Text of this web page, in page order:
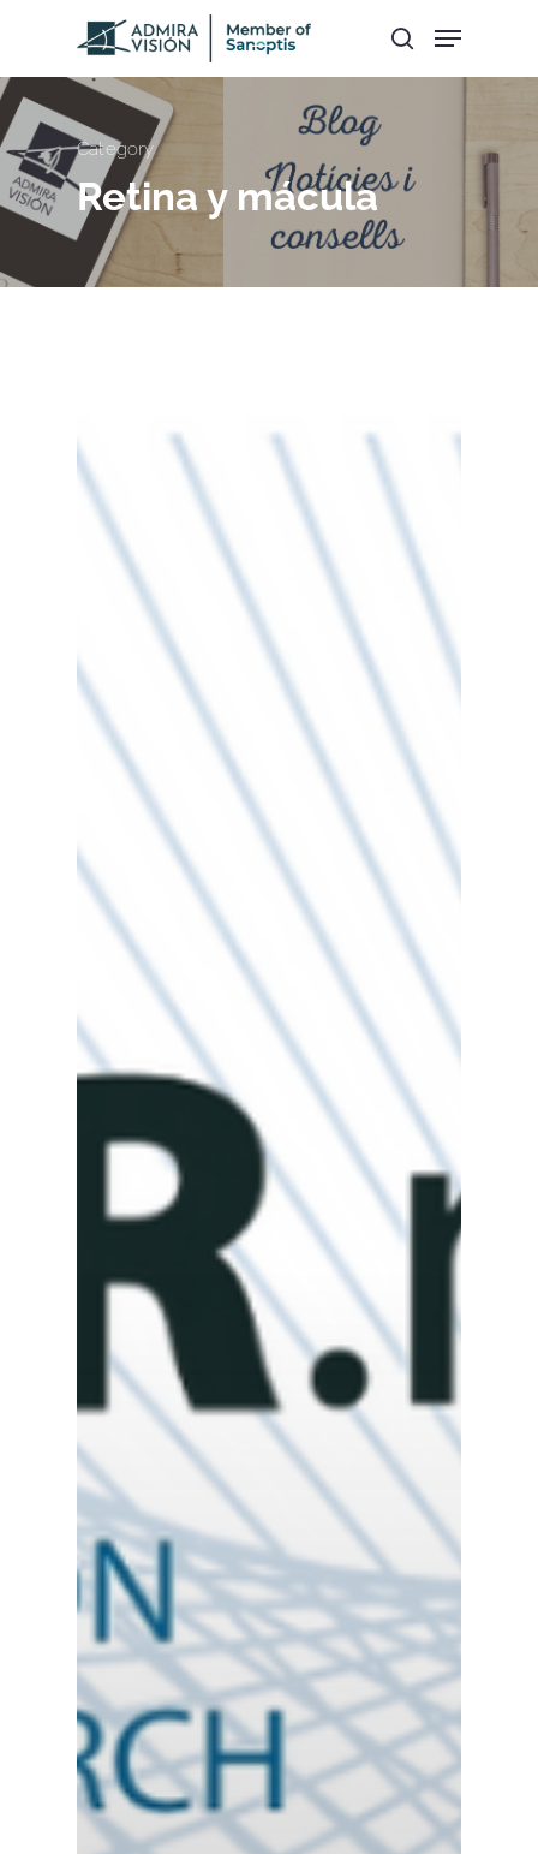
Hit enter to search or ESC to close
Category
Retina y mácula